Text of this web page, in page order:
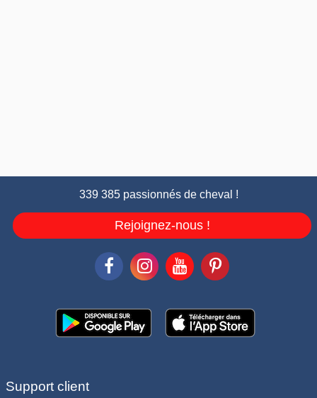
339 385 passionnés de cheval !
Rejoignez-nous !
Support client